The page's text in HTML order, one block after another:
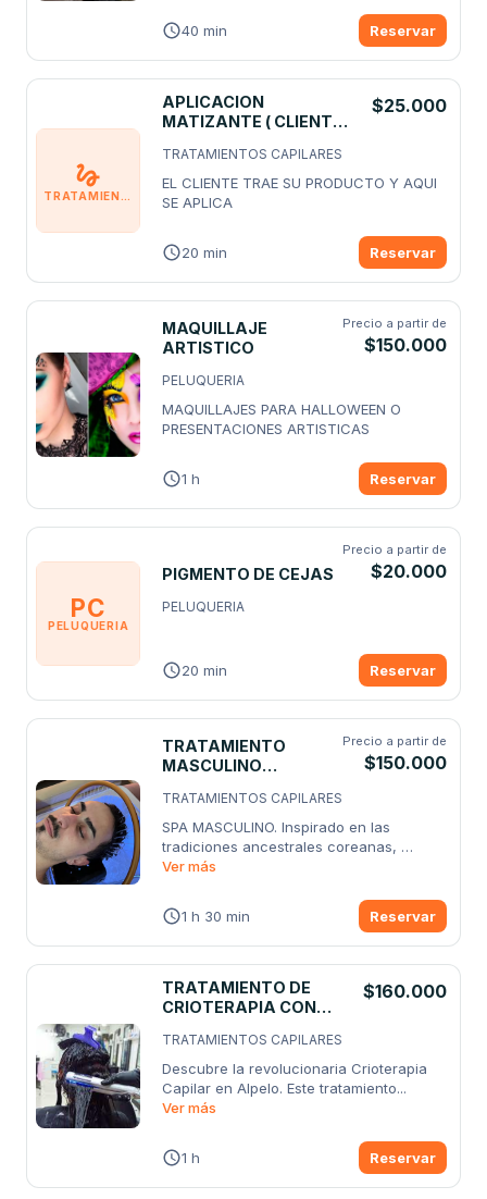
40 min Reservar
TRATAMIENTOS CAPILARES
APLICACION
MATIZANTE ( CLIENTE
$25.000
TRATAMIENTOS CAPILARES
EL CLIENTE TRAE SU PRODUCTO Y AQUI
SE APLICA
20 min Reservar
MAQUILLAJE
ARTISTICO
Precio a partir de
$150.000
PELUQUERIA
MAQUILLAJES PARA HALLOWEEN O
PRESENTACIONES ARTISTICAS
1 h Reservar
PC
PELUQUERIA
PIGMENTO DE CEJAS
Precio a partir de
$20.000
PELUQUERIA
20 min Reservar
TRATAMIENTO
MASCULINO
HERBAL
Precio a partir de
$150.000
TRATAMIENTOS CAPILARES
SPA MASCULINO. Inspirado en las
tradiciones ancestrales coreanas,
nuestro spa
Ver más
1 h 30 min Reservar
TRATAMIENTO DE
CRIOTERAPIA CON
$160.000
TRATAMIENTOS CAPILARES
Descubre la revolucionaria Crioterapia
Capilar en Alpelo. Este tratamiento...
Ver más
1 h Reservar